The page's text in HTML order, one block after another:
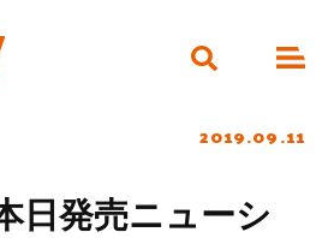
2019.09.11
日発売ニューシ